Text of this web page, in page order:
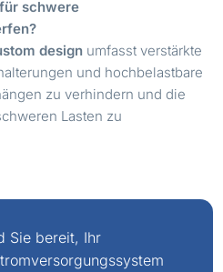
schwere
design umfasst verstärkte
und hochbelastbare
zu verhindern und die
Lasten zu
Sie bereit, Ihr